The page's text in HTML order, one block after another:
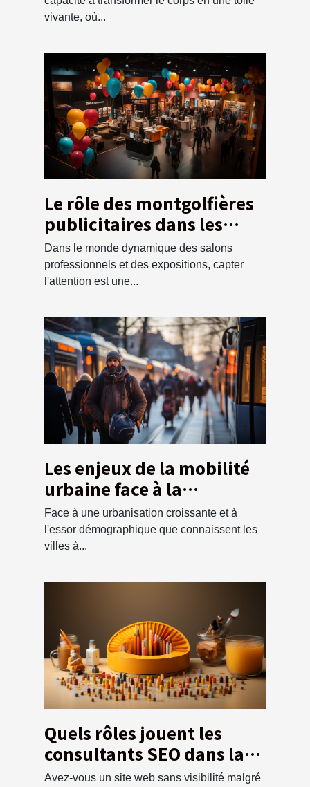
vivante, où...
Le rôle des montgolfières
publicitaires dans les
salons professionnels et
les expositions
Dans le monde dynamique des salons
professionnels et des expositions, capter
l'attention est une...
Les enjeux de la mobilité
urbaine face à la
croissance
démographique
Face à une urbanisation croissante et à
l'essor démographique que connaissent les
villes à...
Quels rôles jouent les
consultants SEO dans la
visibilité d’un site web ?
Avez-vous un site web sans visibilité malgré